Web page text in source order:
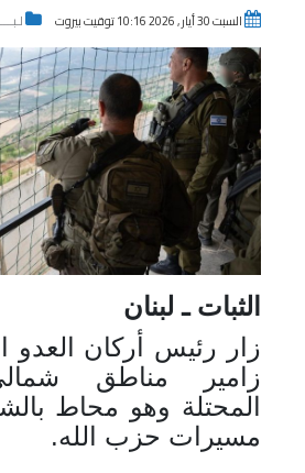
السبت 30 أيار , 2026 10:16 توقيت بيروت
الثبات ـ لبنان
زار رئيس أركان العدو
زامير مناطق
المحتلة وهو محاط
مسيرات حزب الله.